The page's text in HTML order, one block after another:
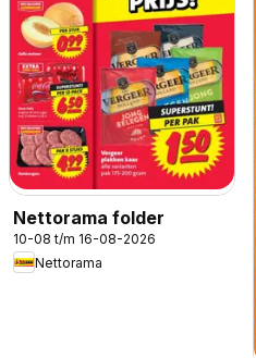
Nettorama folder
10-08 t/m 16-08-2026
Nettorama